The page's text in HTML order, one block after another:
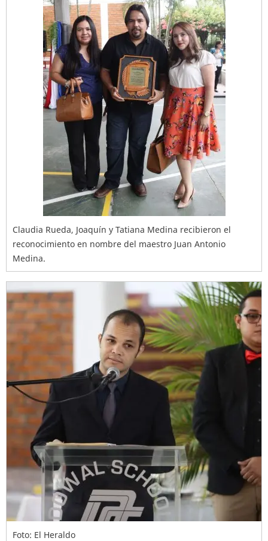
Claudia Rueda, Joaquín y Tatiana Medina recibieron el
reconocimiento en nombre del maestro Juan Antonio
Medina.
Foto: El Heraldo